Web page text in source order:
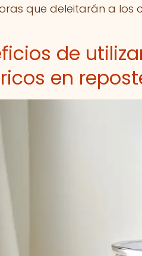
que deleitarán a los
de
en